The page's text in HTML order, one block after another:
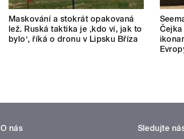
Maskování a stokrát opakovaná
lež. Ruská taktika je ‚kdo ví, jak to
bylo‘, říká o dronu v Lipsku Bříza
O nás
Sledujte